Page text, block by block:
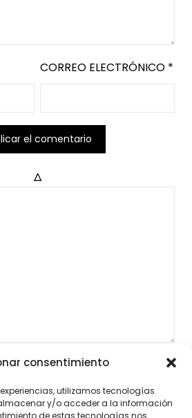
CORREO ELECTRÓNICO *
Δ
consentimiento
utilizamos tecnologías
y/o acceder a la información
de estas tecnologías nos